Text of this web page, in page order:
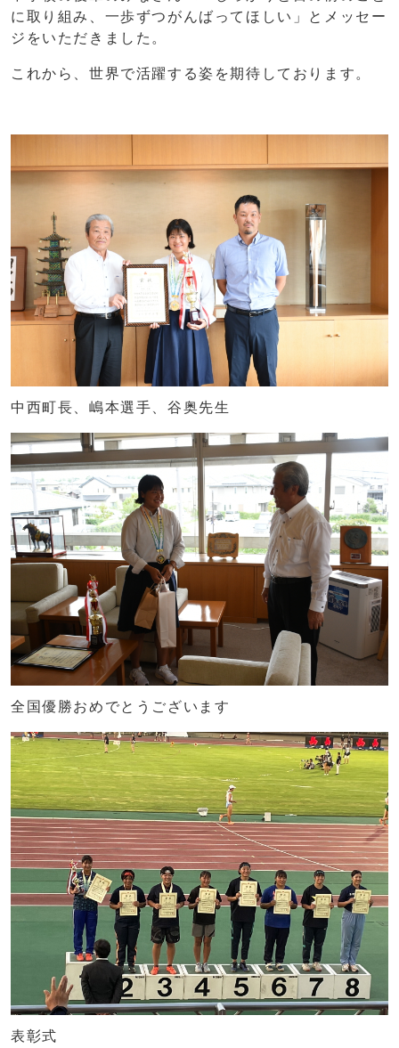
に取り組み、一歩ずつがんばってほしい」とメッセー
ジをいただきました。
これから、世界で活躍する姿を期待しております。
中西町長、嶋本選手、谷奥先生
全国優勝おめでとうございます
表彰式